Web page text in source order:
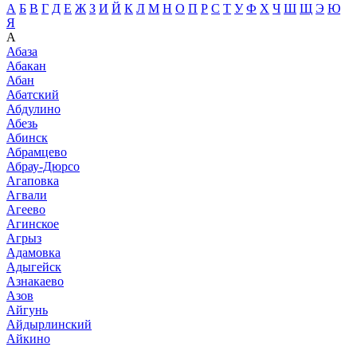
А Б В Г Д Е Ж З И Й К Л М Н О П Р С Т У Ф Х Ч Ш Щ Э Ю
Я
А
Абаза
Абакан
Абан
Абатский
Абдулино
Абезь
Абинск
Абрамцево
Абрау-Дюрсо
Агаповка
Агвали
Агеево
Агинское
Агрыз
Адамовка
Адыгейск
Азнакаево
Азов
Айгунь
Айдырлинский
Айкино